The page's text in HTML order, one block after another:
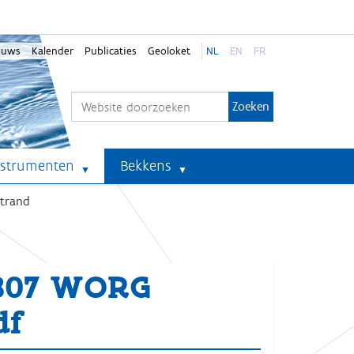
Kalender Publicaties Geoloket NL EN FR
Bekkens
WORG